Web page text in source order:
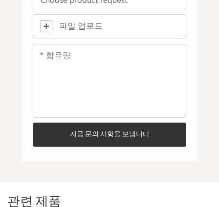
파일 업로드
함유량
지금 문의 사항을 보냅니다
관련 제품